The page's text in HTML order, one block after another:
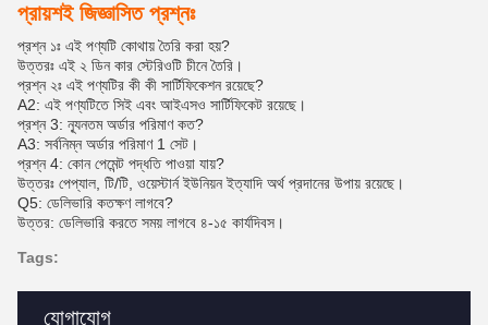
যোগাযোগ
প্রায়শই জিজ্ঞাসিত প্রশ্নঃ
প্রশ্ন ১ঃ এই পণ্যটি কোথায় তৈরি করা হয়?
উত্তরঃ এই ২ ডিন কার স্টেরিওটি চীনে তৈরি।
প্রশ্ন ২ঃ এই পণ্যটির কী কী সার্টিফিকেশন রয়েছে?
A2: এই পণ্যটিতে সিই এবং আইএসও সার্টিফিকেট রয়েছে।
প্রশ্ন 3: ন্যূনতম অর্ডার পরিমাণ কত?
A3: সর্বনিম্ন অর্ডার পরিমাণ 1 সেট।
প্রশ্ন 4: কোন পেমেন্ট পদ্ধতি পাওয়া যায়?
উত্তরঃ পেপ্যাল, টি/টি, ওয়েস্টার্ন ইউনিয়ন ইত্যাদি অর্থ প্রদানের উপায় রয়েছে।
Q5: ডেলিভারি কতক্ষণ লাগবে?
উত্তর: ডেলিভারি করতে সময় লাগবে ৪-১৫ কার্যদিবস।
Tags: